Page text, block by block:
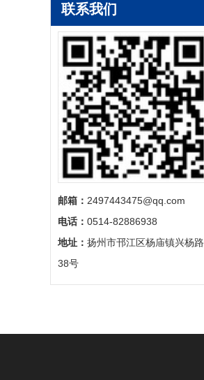
联系我们
邮箱： 2497443475@qq.com
电话： 0514-82886938
地址： 扬州市邗江区杨庙镇兴杨路
38号